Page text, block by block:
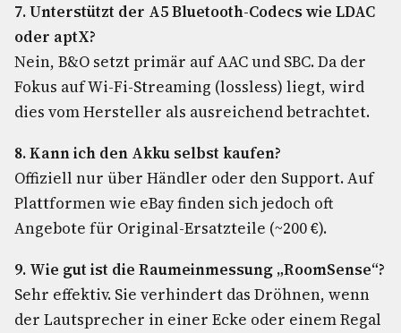
7. Unterstützt der A5 Bluetooth-Codecs wie LDAC
oder aptX?
Nein, B&O setzt primär auf AAC und SBC. Da der
Fokus auf Wi-Fi-Streaming (lossless) liegt, wird
dies vom Hersteller als ausreichend betrachtet.
8. Kann ich den Akku selbst kaufen?
Offiziell nur über Händler oder den Support. Auf
Plattformen wie eBay finden sich jedoch oft
Angebote für Original-Ersatzteile (~200 €).
9. Wie gut ist die Raumeinmessung „RoomSense“?
Sehr effektiv. Sie verhindert das Dröhnen, wenn
der Lautsprecher in einer Ecke oder einem Regal